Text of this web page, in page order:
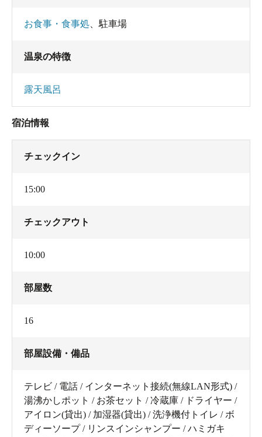
お食事・食事処 駐車場
温泉の特徴
露天風呂
宿泊情報
チェックイン
15:00
チェックアウト
10:00
部屋数
16
部屋設備・備品
テレビ / 電話 / インターネット接続(無線LAN形式) /
湯沸かしポット / お茶セット / 冷蔵庫 / ドライヤー /
アイロン(貸出) / 加湿器(貸出) / 洗浄機付トイレ / ボ
ディーソープ / リンスインシャンプー / ハミガキ